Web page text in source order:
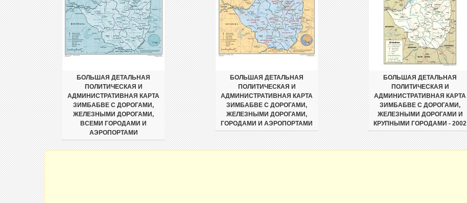
БОЛЬШАЯ ДЕТАЛЬНАЯ
ПОЛИТИЧЕСКАЯ И
АДМИНИСТРАТИВНАЯ КАРТА
ЗИМБАБВЕ С ДОРОГАМИ,
ЖЕЛЕЗНЫМИ ДОРОГАМИ,
ВСЕМИ ГОРОДАМИ И
АЭРОПОРТАМИ
БОЛЬШАЯ ДЕТАЛЬНАЯ
ПОЛИТИЧЕСКАЯ И
АДМИНИСТРАТИВНАЯ КАРТА
ЗИМБАБВЕ С ДОРОГАМИ,
ЖЕЛЕЗНЫМИ ДОРОГАМИ,
ГОРОДАМИ И АЭРОПОРТАМИ
БОЛЬШАЯ ДЕТАЛЬНАЯ
ПОЛИТИЧЕСКАЯ И
АДМИНИСТРАТИВНАЯ КАРТА
ЗИМБАБВЕ С ДОРОГАМИ,
ЖЕЛЕЗНЫМИ ДОРОГАМИ И
КРУПНЫМИ ГОРОДАМИ - 2002